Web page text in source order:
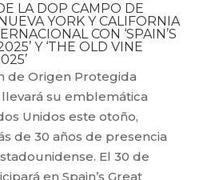
LA DOP CAMPO DE
YORK Y CALIFORNIA
CON ‘SPAIN’S
Y ‘THE OLD VINE
de Origen Protegida
su emblemática
Unidos este otoño,
de 30 años de presencia
El 30 de
en Spain’s Great